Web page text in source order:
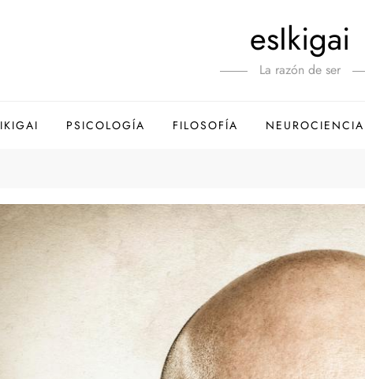
esIkigai
La razón de ser
IKIGAI PSICOLOGÍA FILOSOFÍA NEUROCIENCIA